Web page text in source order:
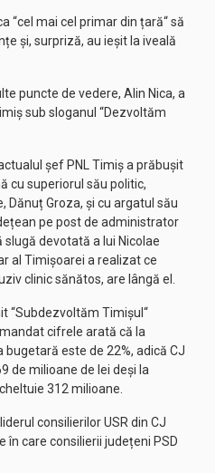
“cel mai cel primar din țară“ să
și, surpriză, au ieșit la iveală
puncte de vedere, Alin Nica, a
sub sloganul “Dezvoltăm
șef PNL Timiș a prăbușit
cu superiorul său politic,
Dănuț Groza, și cu argatul său
pe post de administrator
slugă devotată a lui Nicolae
al Timișoarei a realizat ce
clinic sănătos, are lângă el.
“Subdezvoltăm Timișul“
cifrele arată că la
este de 22%, adică CJ
de milioane de lei deși la
312 milioane.
consilierilor USR din CJ
în care consilierii județeni PSD